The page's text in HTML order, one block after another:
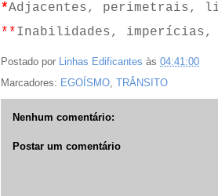
*Adjacentes, perimetrais,
**Inabilidades, imperícias,
Postado por Linhas Edificantes às 04:41:00
Marcadores: EGOÍSMO TRÂNSITO
Nenhum comentário:
Postar um comentário